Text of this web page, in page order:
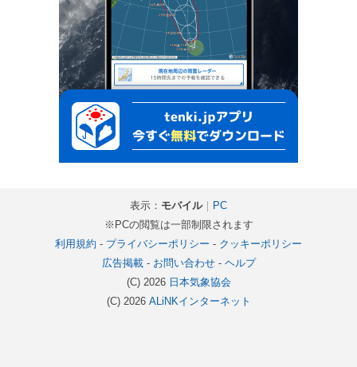
表示： モバイル｜ PC
※PCの閲覧は一部制限されます
利用規約 - プライバシーポリシー - クッキーポリシー
広告掲載- お問い合わせ- ヘルプ
(C) 2026 日本気象協会
(C) 2026 ALiNKインターネット